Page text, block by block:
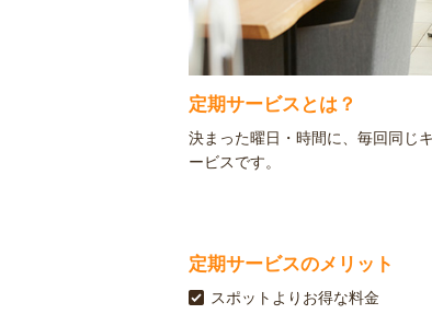
定期サービスとは？
決まった曜日・時間に、毎回同じ
ービスです。
定期サービスのメリット
スポットよりお得な料金